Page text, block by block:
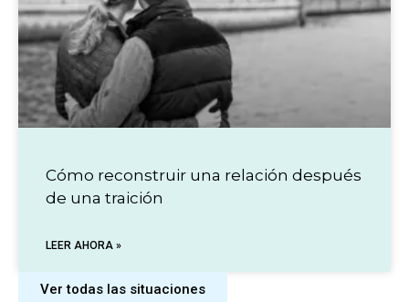
Cómo reconstruir una relación después
de una traición
LEER AHORA »
Ver todas las situaciones